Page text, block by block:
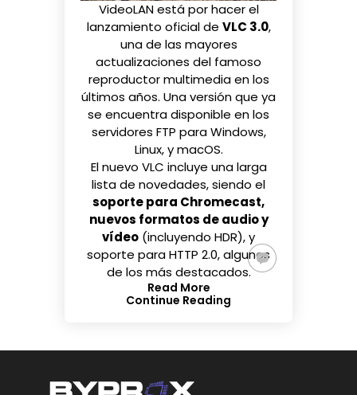
VideoLANestá por hacer el
lanzamiento oficial de VLC 3.0,
una de las mayores
actualizaciones del famoso
reproductor multimedia en los
últimos años. Una versión que ya
se encuentra disponible en los
servidores FTP para Windows,
Linux, y macOS.
El nuevo VLC incluye una larga
lista de novedades, siendo el
soporte para Chromecast,
nuevos formatos de audio y
vídeo (incluyendo HDR), y
soporte para HTTP 2.0, algunos
de los más destacados.
Read More
Continue Reading